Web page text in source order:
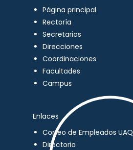
Página principal
Rectoría
Secretarios
Direcciones
Coordinaciones
Facultades
Campus
Enlaces
Correo de Empleados UAQ
Directorio